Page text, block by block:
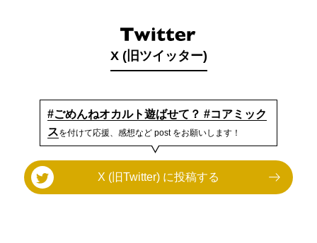
X (旧ツイッター)
#ごめんねオカルト遊ばせて？ #コアミック
スを付けて応援、感想など post をお願いします！
X (旧Twitter) に投稿する